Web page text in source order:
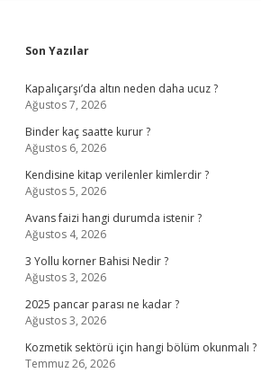
Sidebar
Son Yazılar
Kapalıçarşı’da altın neden daha ucuz ?
Ağustos 7, 2026
Binder kaç saatte kurur ?
Ağustos 6, 2026
Kendisine kitap verilenler kimlerdir ?
Ağustos 5, 2026
Avans faizi hangi durumda istenir ?
Ağustos 4, 2026
3 Yollu korner Bahisi Nedir ?
Ağustos 3, 2026
2025 pancar parası ne kadar ?
Ağustos 3, 2026
Kozmetik sektörü için hangi bölüm okunmalı ?
Temmuz 26, 2026